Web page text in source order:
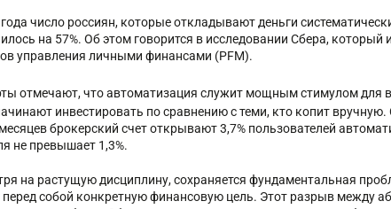
число россиян, которые откладывают деньги
на 57%. Об этом говорится в исследовании Сбера,
управления личными финансами (PFM).
отмечают, что автоматизация служит мощным стимулом для
инвестировать по сравнению с теми, кто копит
брокерский счет открывают 3,7% пользователей
не превышает 1,3%.
на растущую дисциплину, сохраняется фундаментальная
перед собой конкретную финансовую цель. Этот разрыв между